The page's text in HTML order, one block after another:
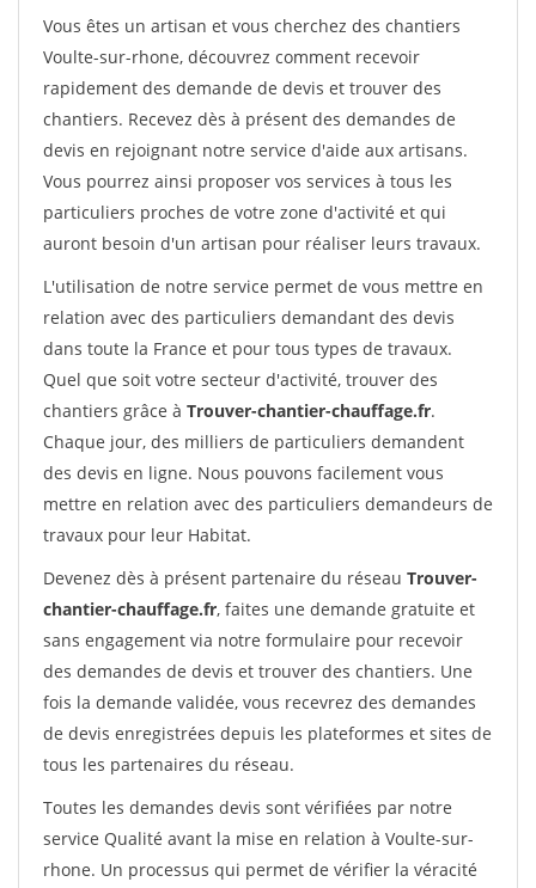
Vous êtes un artisan et vous cherchez des chantiers
Voulte-sur-rhone, découvrez comment recevoir
rapidement des demande de devis et trouver des
chantiers. Recevez dès à présent des demandes de
devis en rejoignant notre service d'aide aux artisans.
Vous pourrez ainsi proposer vos services à tous les
particuliers proches de votre zone d'activité et qui
auront besoin d'un artisan pour réaliser leurs travaux.
L'utilisation de notre service permet de vous mettre en
relation avec des particuliers demandant des devis
dans toute la France et pour tous types de travaux.
Quel que soit votre secteur d'activité, trouver des
chantiers grâce à Trouver-chantier-chauffage.fr.
Chaque jour, des milliers de particuliers demandent
des devis en ligne. Nous pouvons facilement vous
mettre en relation avec des particuliers demandeurs de
travaux pour leur Habitat.
Devenez dès à présent partenaire du réseau Trouver-
chantier-chauffage.fr, faites une demande gratuite et
sans engagement via notre formulaire pour recevoir
des demandes de devis et trouver des chantiers. Une
fois la demande validée, vous recevrez des demandes
de devis enregistrées depuis les plateformes et sites de
tous les partenaires du réseau.
Toutes les demandes devis sont vérifiées par notre
service Qualité avant la mise en relation à Voulte-sur-
rhone. Un processus qui permet de vérifier la véracité